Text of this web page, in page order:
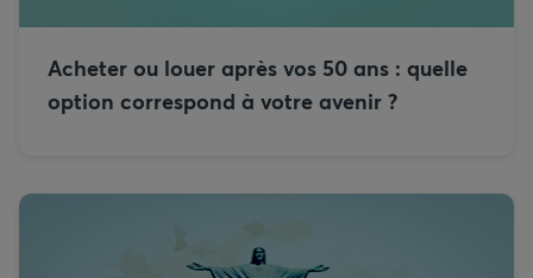
Acheter ou louer après vos 50 ans : quelle
option correspond à votre avenir ?